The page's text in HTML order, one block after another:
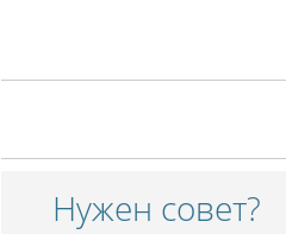
Нужен совет?